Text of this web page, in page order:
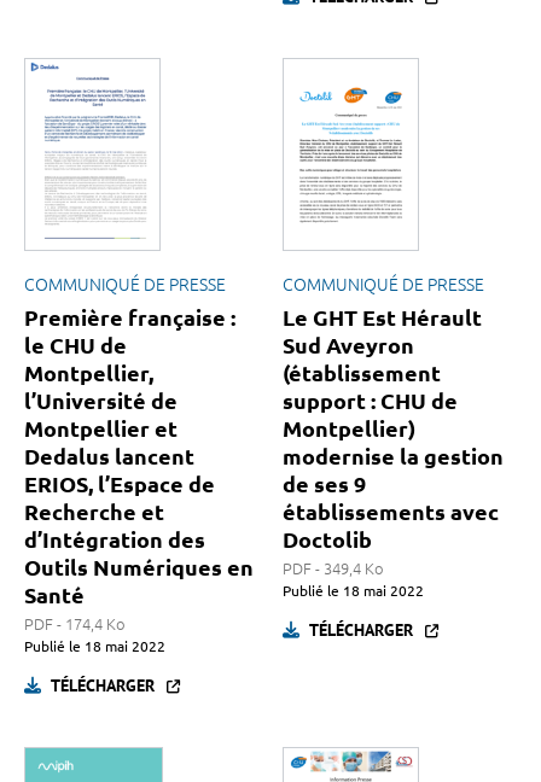
COMMUNIQUÉ DE PRESSE
Première française :
le CHU de
Montpellier,
l’Université de
Montpellier et
Dedalus lancent
ERIOS, l’Espace de
Recherche et
d’Intégration des
Outils Numériques en
Santé
PDF - 174,4 Ko
Publié le 18 mai 2022
TÉLÉCHARGER
COMMUNIQUÉ DE PRESSE
Le GHT Est Hérault
Sud Aveyron
(établissement
support : CHU de
Montpellier)
modernise la gestion
de ses 9
établissements avec
Doctolib
PDF - 349,4 Ko
Publié le 18 mai 2022
TÉLÉCHARGER